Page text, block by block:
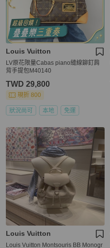
Louis Vuitton
LV原花限量Cabas piano縫線鉚釘肩
背手提包M40140
TWD 29,800
現折 800
狀況尚可 本地 免運
Louis Vuitton
Louis Vuitton Montsouris BB Monogr